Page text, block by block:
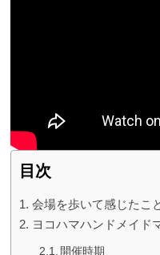
目次
会場を歩いて感じたこ
ヨコハマハンドメイド
開催時期